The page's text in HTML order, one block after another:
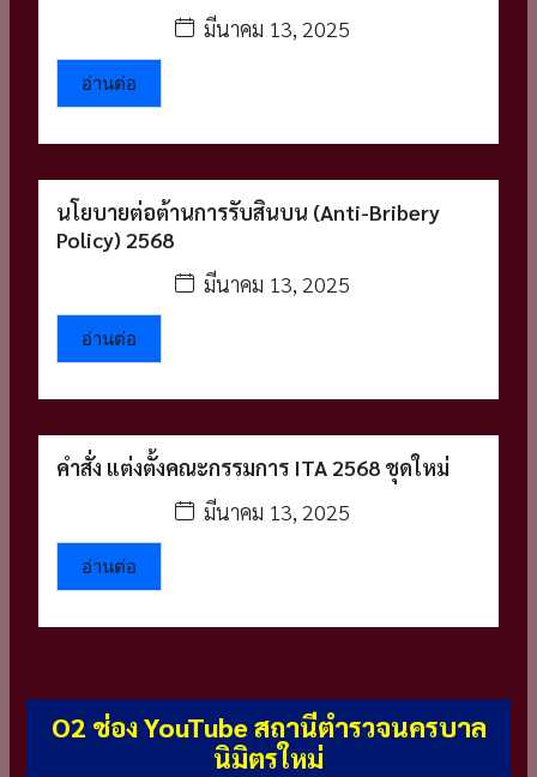
มีนาคม 13, 2025
อ่านต่อ
นโยบายต่อต้านการรับสินบน (Anti-Bribery
Policy) 2568
มีนาคม 13, 2025
อ่านต่อ
คำสั่ง แต่งตั้งคณะกรรมการ ITA 2568 ชุดใหม่
มีนาคม 13, 2025
อ่านต่อ
O2 ช่อง YouTube สถานีตำรวจนครบาล
นิมิตรใหม่